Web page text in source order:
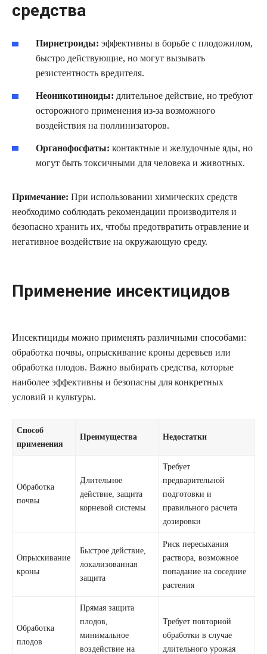
средства
Пириетроиды: эффективны в борьбе с плодожилом,
быстро действующие, но могут вызывать
резистентность вредителя.
Неоникотиноиды: длительное действие, но требуют
осторожного применения из-за возможного
воздействия на поллинизаторов.
Органофосфаты: контактные и желудочные яды, но
могут быть токсичными для человека и животных.
Примечание: При использовании химических средств
необходимо соблюдать рекомендации производителя и
безопасно хранить их, чтобы предотвратить отравление и
негативное воздействие на окружающую среду.
Применение инсектицидов
Инсектициды можно применять различными способами:
обработка почвы, опрыскивание кроны деревьев или
обработка плодов. Важно выбирать средства, которые
наиболее эффективны и безопасны для конкретных
условий и культуры.
Способ
применения
Преимущества Недостатки
Обработка
почвы
Длительное
действие, защита
корневой системы
Требует
предварительной
подготовки и
правильного расчета
дозировки
Опрыскивание
кроны
Быстрое действие,
локализованная
защита
Риск пересыхания
раствора, возможное
попадание на соседние
растения
Обработка
плодов
Прямая защита
плодов,
минимальное
воздействие на
Требует повторной
обработки в случае
длительного урожая